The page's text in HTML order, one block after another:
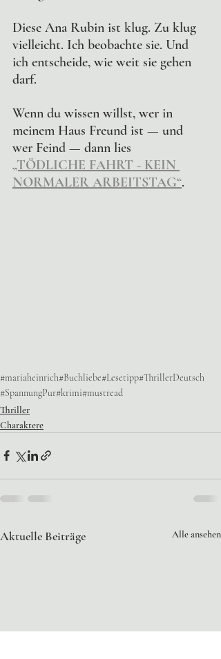
Diese Ana Rubin ist klug. Zu klug
vielleicht. Ich beobachte sie. Und
ich entscheide, wie weit sie gehen
darf.
Wenn du wissen willst, wer in
meinem Haus Freund ist — und
wer Feind — dann lies
„TÖDLICHE FAHRT - KEIN
NORMALER ARBEITSTAG“.
#mariaheinrich#Buchliebe#Lesetipp#ThrillerDeutsch
#SpannungPur#krimi#mustread
Thriller
Charaktere
Aktuelle Beiträge Alle ansehen